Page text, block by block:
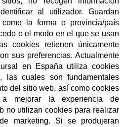
al utilizador. Guardan
como la forma o provincia/país
o el modo en el que se usan
cookies retienen únicamente
sus preferencias. Actualmente
en España utiliza cookies
las cuales son fundamentales
del sitio web, así como cookies
mejorar la experiencia de
no utilizan cookies para realizar
marketing. Si se produjeran